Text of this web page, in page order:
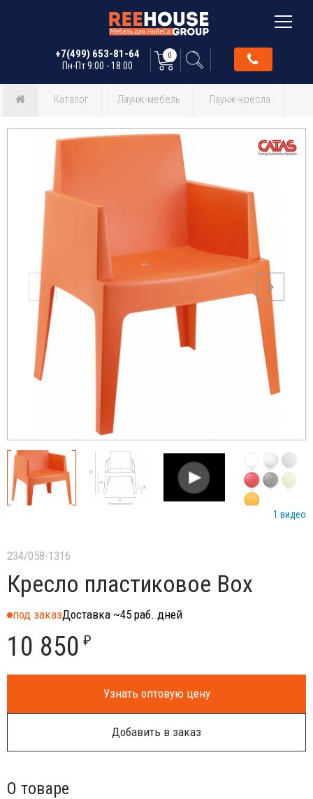
+7(499) 653-81-64
Пн-Пт 9:00 - 18:00
0
Каталог Лаунж-мебель Лаунж-кресла
1 видео
234/058-1316
Кресло пластиковое Box
под заказДоставка ~45 раб. дней
10 850 ₽
Узнать оптовую цену
Добавить в заказ
О товаре